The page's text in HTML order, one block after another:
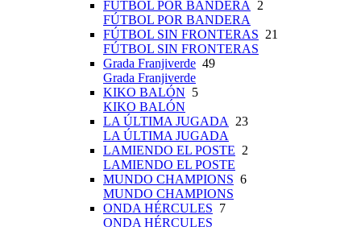
FÚTBOL POR BANDERA 2
FÚTBOL POR BANDERA
FÚTBOL SIN FRONTERAS 21
FÚTBOL SIN FRONTERAS
Grada Franjiverde 49
Grada Franjiverde
KIKO BALÓN 5
KIKO BALÓN
LA ÚLTIMA JUGADA 23
LA ÚLTIMA JUGADA
LAMIENDO EL POSTE 2
LAMIENDO EL POSTE
MUNDO CHAMPIONS 6
MUNDO CHAMPIONS
ONDA HÉRCULES 7
ONDA HÉRCULES